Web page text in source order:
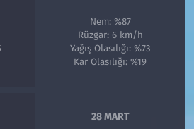
Nem: %87
Rüzgar: 6 km/h
Yağış Olasılığı: %73
Kar Olasılığı: %19
28 MART